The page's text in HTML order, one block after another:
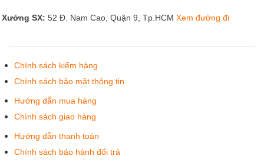
Xưởng SX: 52 Đ. Nam Cao, Quận 9, Tp.HCM Xem đường đi
Chính sách kiểm hàng
Chính sách bảo mật thông tin
Hướng dẫn mua hàng
Chính sách giao hàng
Hướng dẫn thanh toán
Chính sách bảo hành đổi trả